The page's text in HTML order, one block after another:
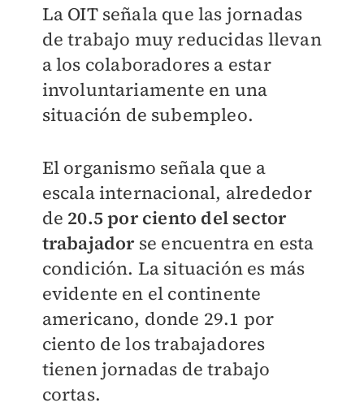
La OIT señala que las jornadas
de trabajo muy reducidas llevan
a los colaboradores a estar
involuntariamente en una
situación de subempleo.
El organismo señala que a
escala internacional, alrededor
de 20.5 por ciento del sector
trabajadorse encuentra en esta
condición. La situación es más
evidente en el continente
americano, donde 29.1 por
ciento de los trabajadores
tienen jornadas de trabajo
cortas.